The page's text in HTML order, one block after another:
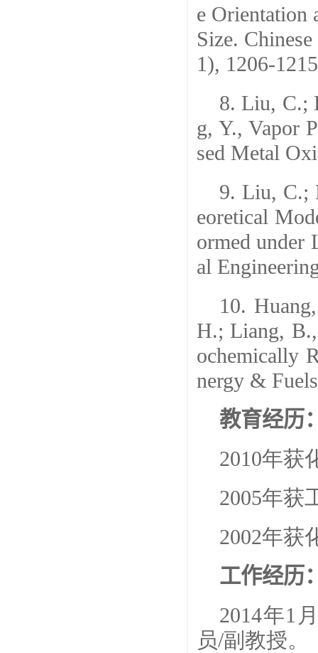
e Orientation
Size.
1), 1206-
8. Liu, C.;
g, Y., Vapor
sed Metal
9. Liu, C.;
eoretical
ormed under
al
10.
H.; Liang,
ochemically
nergy &
教育经历
2010年获
2005年获
2002年获
工作经历
2014年1
员/副教授。